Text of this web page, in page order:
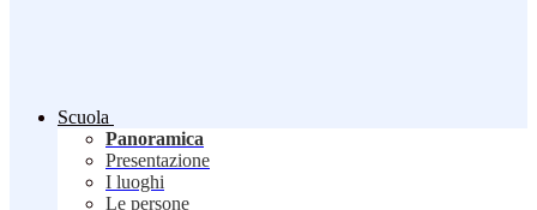
Scuola
Panoramica
Presentazione
I luoghi
Le persone